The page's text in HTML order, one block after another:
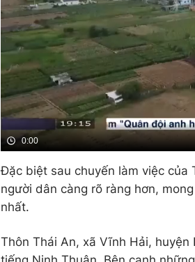
0:00
Đặc biệt sau chuyến làm việc của
người dân càng rõ ràng hơn,
nhất.
Thôn Thái An, xã Vĩnh Hải,